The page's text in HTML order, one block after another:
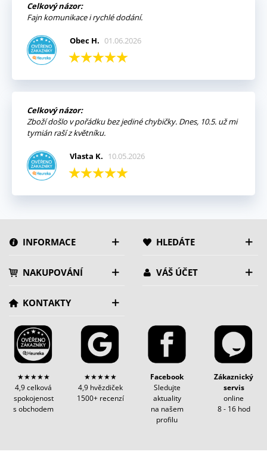
Celkový názor:
Fajn komunikace i rychlé dodání.
Obec H. 01.06.2026
Celkový názor:
Zboží došlo v pořádku bez jediné chybičky. Dnes, 10.5. už mi
tymián raší z květníku.
Vlasta K. 10.05.2026
INFORMACE HLEDÁTE
NAKUPOVÁNÍ VÁŠ ÚČET
KONTAKTY
★★★★★
4,9 celková
spokojenost
s obchodem
★★★★★
4,9 hvězdiček
1500+ recenzí
Facebook
Sledujte
aktuality
na našem
profilu
Zákaznický
servis
online
8 - 16 hod